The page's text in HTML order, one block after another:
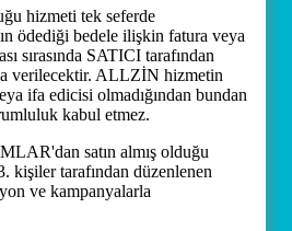
hizmeti tek seferde
ödediği bedele ilişkin fatura veya
sırasında SATICI tarafından
verilecektir. ALLZİN hizmetin
ifa edicisi olmadığından bundan
kabul etmez.
satın almış olduğu
kişiler tarafından düzenlenen
ve kampanyalarla